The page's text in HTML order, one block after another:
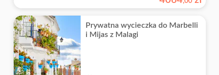
Prywatna wycieczka do Marbelli
i Mijas z Malagi